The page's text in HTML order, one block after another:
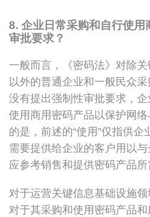
8. 企业日常采购和自行使用
审批要求？
一般而言，《密码法》对除
以外的普通企业和一般民众
没有提出强制性审批要求，
使用商用密码产品以保护网
的是，前述的“使用”仅指供
需要提供给企业的客户用以
应参考销售和提供密码产品所
对于运营关键信息基础设施领
对于其采购和使用密码产品